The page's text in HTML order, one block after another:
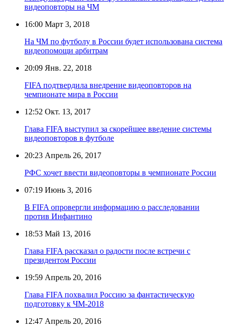
видеоповторы на ЧМ
16:00 Март 3, 2018
На ЧМ по футболу в России будет использована система
видеопомощи арбитрам
20:09 Янв. 22, 2018
FIFA подтвердила внедрение видеоповторов на
чемпионате мира в России
12:52 Окт. 13, 2017
Глава FIFA выступил за скорейшее введение системы
видеоповторов в футболе
20:23 Апрель 26, 2017
РФС хочет ввести видеоповторы в чемпионате России
07:19 Июнь 3, 2016
В FIFA опровергли информацию о расследовании
против Инфантино
18:53 Май 13, 2016
Глава FIFA рассказал о радости после встречи с
президентом России
19:59 Апрель 20, 2016
Глава FIFA похвалил Россию за фантастическую
подготовку к ЧМ-2018
12:47 Апрель 20, 2016